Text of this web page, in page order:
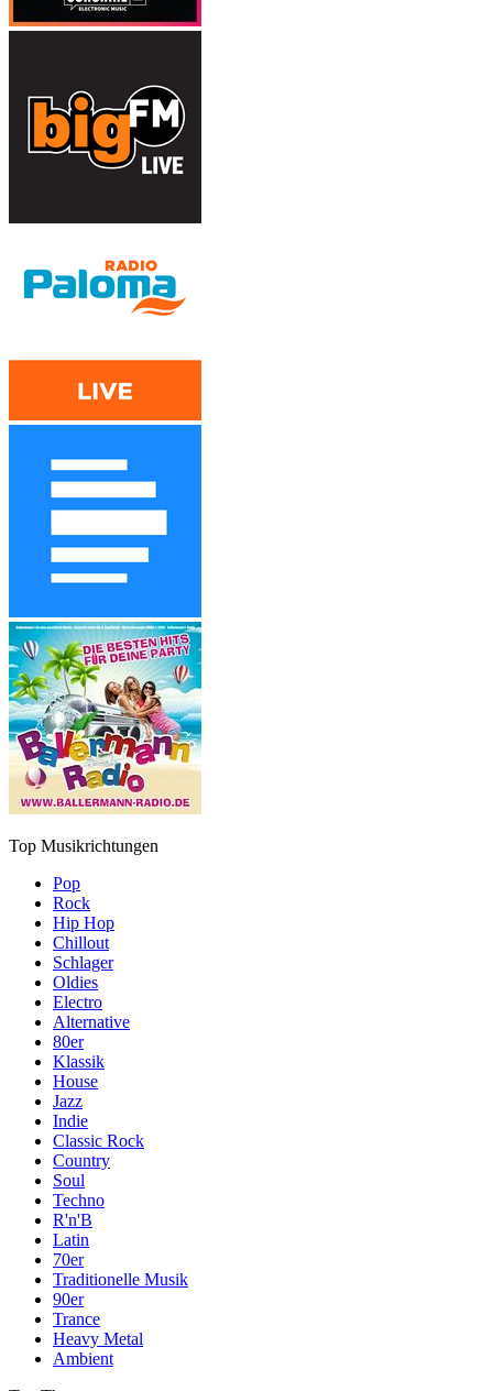
Top Musikrichtungen
Pop
Rock
Hip Hop
Chillout
Schlager
Oldies
Electro
Alternative
80er
Klassik
House
Jazz
Indie
Classic Rock
Country
Soul
Techno
R'n'B
Latin
70er
Traditionelle Musik
90er
Trance
Heavy Metal
Ambient